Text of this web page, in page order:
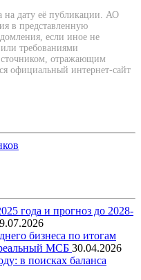
на дату её публикации. АО
в представленную
если иное не
требованиями
отражающим
официальный интернет-сайт
года и прогноз до 2028-
бизнеса по итогам
МСБ 30.04.2026
в поисках баланса